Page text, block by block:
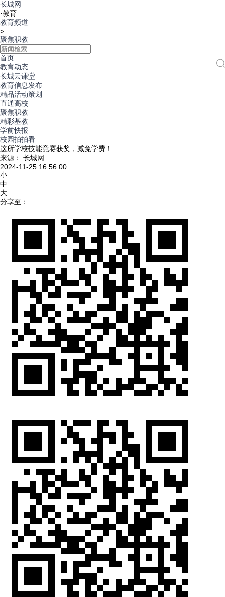
长城网
·教育
教育频道
>
聚焦职教
首页
教育动态
长城云课堂
教育信息发布
精品活动策划
直通高校
聚焦职教
精彩基教
学前快报
校园拍拍看
这所学校技能竞赛获奖，减免学费！
来源： 长城网
2024-11-25 16:56:00
小
中
大
分享至：